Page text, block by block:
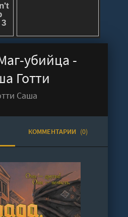
убийца -
Готти
Саша
КОММЕНТАРИИ (0)